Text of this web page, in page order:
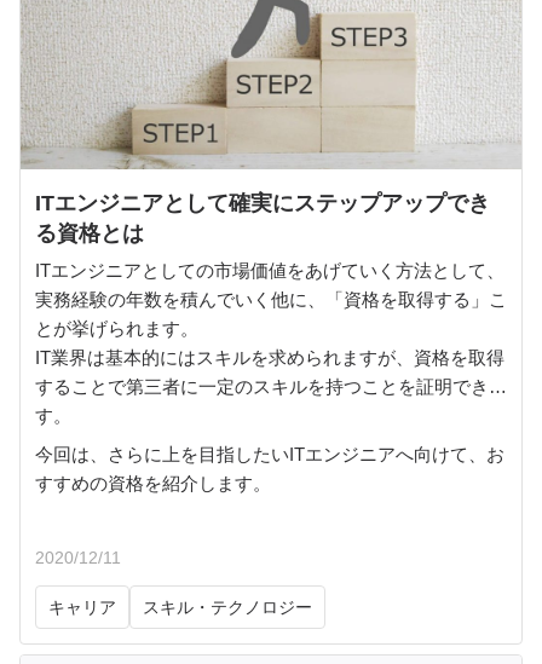
ITエンジニアとして確実にステップアップでき
る資格とは
ITエンジニアとしての市場価値をあげていく方法として、
実務経験の年数を積んでいく他に、「資格を取得する」こ
とが挙げられます。
IT業界は基本的にはスキルを求められますが、資格を取得
することで第三者に一定のスキルを持つことを証明できま
す。
今回は、さらに上を目指したいITエンジニアへ向けて、お
すすめの資格を紹介します。
2020/12/11
キャリア スキル・テクノロジー